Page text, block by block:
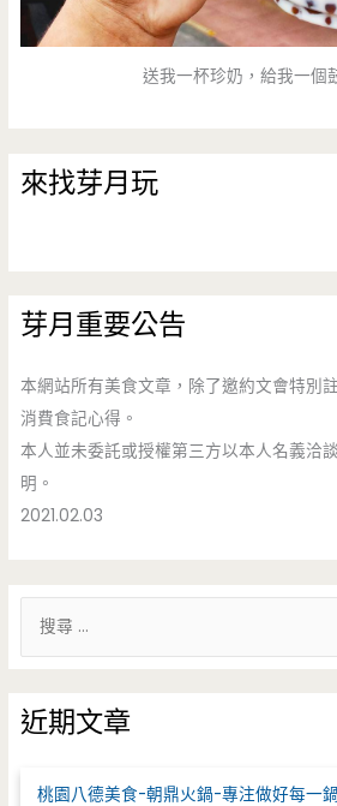
滋
送我一杯珍奶，給我一個
來找芽月玩
芽月重要公告
本網站所有美食文章，除了邀約文會特別
消費食記心得。
本人並未委託或授權第三方以本人名義洽
明。
2021.02.03
鍵
字
近期文章
桃園八德美食-朝鼎火鍋-專注做好每一